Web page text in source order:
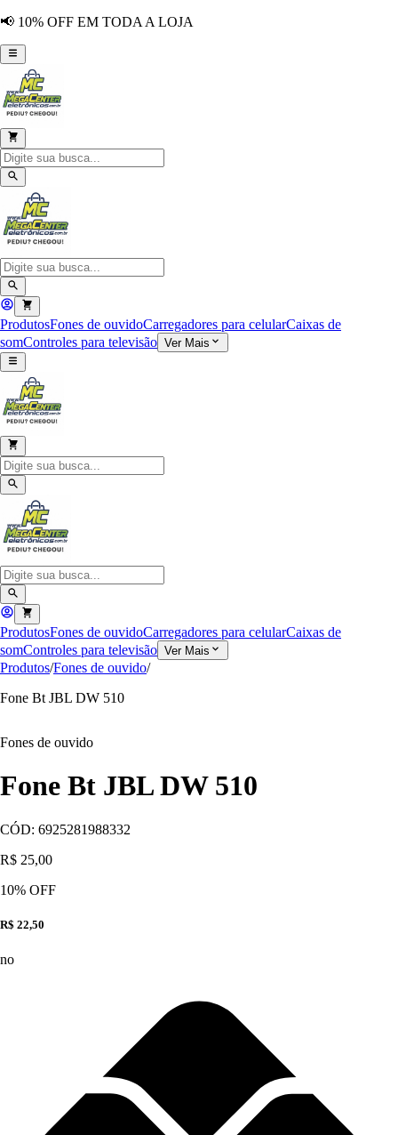
📢 10% OFF EM TODA A LOJA
ProdutosFones de ouvidoCarregadores para celularCaixas de
somControles para televisão Ver Mais
ProdutosFones de ouvidoCarregadores para celularCaixas de
somControles para televisão Ver Mais
Produtos/Fones de ouvido/
Fone Bt JBL DW 510
Fones de ouvido
Fone Bt JBL DW 510
CÓD: 6925281988332
R$ 25,00
10% OFF
R$ 22,50
no